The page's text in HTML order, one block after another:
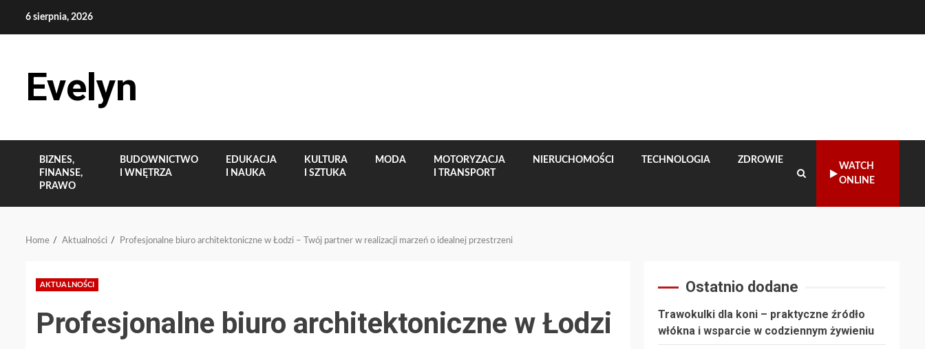
6 sierpnia, 2026
Evelyn
BIZNES,
FINANSE,
PRAWO
BUDOWNICTWO
I WNĘTRZA
EDUKACJA
I NAUKA
KULTURA
I SZTUKA
MODA
MOTORYZACJA
I TRANSPORT
NIERUCHOMOŚCI TECHNOLOGIA ZDROWIE
WATCH
ONLINE
Home Aktualności Profesjonalne biuro architektoniczne w Łodzi – Twój partner w realizacji marzeń o idealnej przestrzeni
AKTUALNOŚCI
Profesjonalne biuro architektoniczne w Łodzi
Ostatnio dodane
Trawokulki dla koni – praktyczne źródło
włókna i wsparcie w codziennym żywieniu